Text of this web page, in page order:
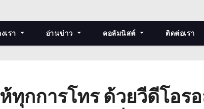
เรา อ่านข่าว คอลัมนิสต์ ติดต่อเรา
ทุกการโทร ด้วยวีดีโอร